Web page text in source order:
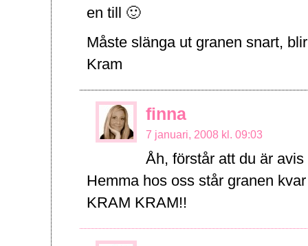
en till 🙂
Måste slänga ut granen snart,
Kram
finna
7 januari, 2008 kl. 09:03
Åh, förstår att du är
Hemma hos oss står granen
KRAM KRAM!!